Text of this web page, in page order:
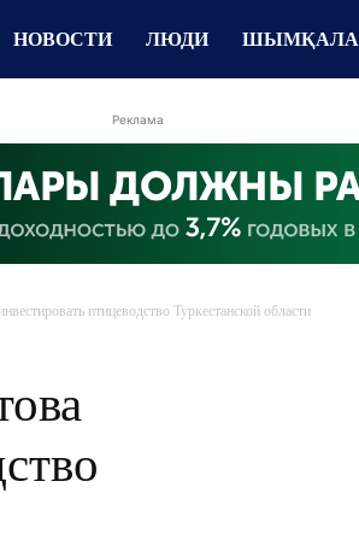
НОВОСТИ ЛЮДИ ШЫМҚАЛА
Реклама
птицеводство Туркестанской области